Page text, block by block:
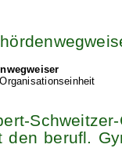
den berufl.